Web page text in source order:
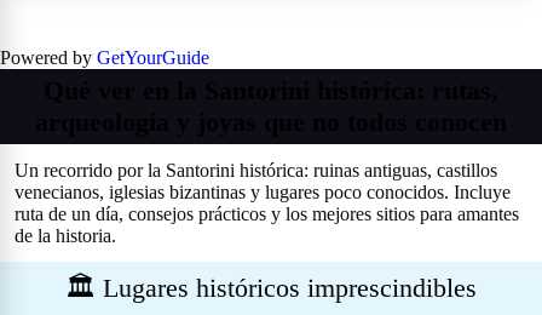
Powered by GetYourGuide
Un recorrido por la Santorini histórica: ruinas antiguas, castillos
venecianos, iglesias bizantinas y lugares poco conocidos. Incluye
ruta de un día, consejos prácticos y los mejores sitios para amantes
de la historia.
🏛️ Lugares históricos imprescindibles